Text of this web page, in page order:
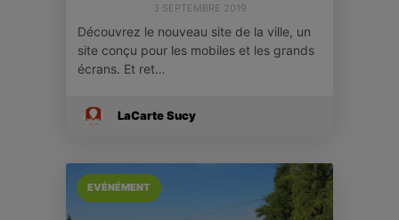
3 SEPTEMBRE 2019
Découvrez le nouveau site de la ville, un
site conçu pour les mobiles et les grands
écrans. Et ret…
LaCarte Sucy
EVÉNÉMENT